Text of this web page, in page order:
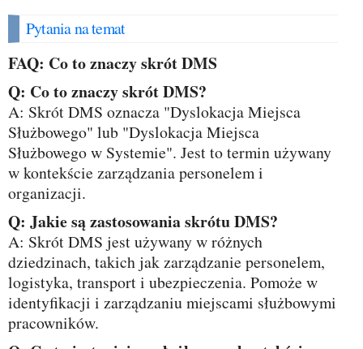
Pytania na temat
FAQ: Co to znaczy skrót DMS
Q: Co to znaczy skrót DMS?
A: Skrót DMS oznacza "Dyslokacja Miejsca
Służbowego" lub "Dyslokacja Miejsca
Służbowego w Systemie". Jest to termin używany
w kontekście zarządzania personelem i
organizacji.
Q: Jakie są zastosowania skrótu DMS?
A: Skrót DMS jest używany w różnych
dziedzinach, takich jak zarządzanie personelem,
logistyka, transport i ubezpieczenia. Pomoże w
identyfikacji i zarządzaniu miejscami służbowymi
pracowników.